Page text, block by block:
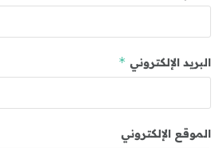
البريد الإلكتروني *
الموقع الإلكتروني